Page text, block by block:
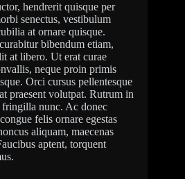
hendrerit quisque per
senectus, vestibulum
at ornare quisque.
bibendum etiam,
at libero. Ut erat curae
neque proin primis
Orci cursus pellentesque
praesent volutpat. Rutrum in
fringilla nunc. Ac donec
felis ornare egestas
aliquam, maecenas
aptent, torquent